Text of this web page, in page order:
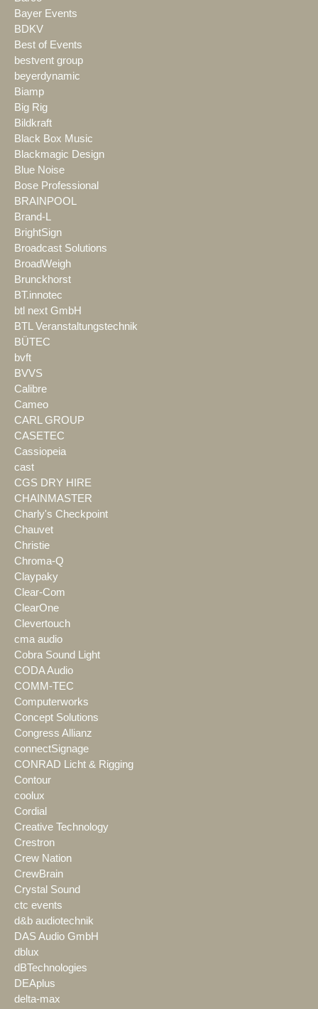
Bayer Events
BDKV
Best of Events
bestvent group
beyerdynamic
Biamp
Big Rig
Bildkraft
Black Box Music
Blackmagic Design
Blue Noise
Bose Professional
BRAINPOOL
Brand-L
BrightSign
Broadcast Solutions
BroadWeigh
Brunckhorst
BT.innotec
btl next GmbH
BTL Veranstaltungstechnik
BÜTEC
bvft
BVVS
Calibre
Cameo
CARL GROUP
CASETEC
Cassiopeia
cast
CGS DRY HIRE
CHAINMASTER
Charly's Checkpoint
Chauvet
Christie
Chroma-Q
Claypaky
Clear-Com
ClearOne
Clevertouch
cma audio
Cobra Sound Light
CODA Audio
COMM-TEC
Computerworks
Concept Solutions
Congress Allianz
connectSignage
CONRAD Licht & Rigging
Contour
coolux
Cordial
Creative Technology
Crestron
Crew Nation
CrewBrain
Crystal Sound
ctc events
d&b audiotechnik
DAS Audio GmbH
dblux
dBTechnologies
DEAplus
delta-max